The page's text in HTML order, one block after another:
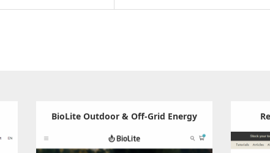
BioLite Outdoor & Off-Grid Energy